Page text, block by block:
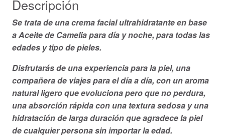
Descripción
Se trata de una crema facial ultrahidratante en base
a Aceite de Camelia para día y noche, para todas las
edades y tipo de pieles.
Disfrutarás de una experiencia para la piel, una
compañera de viajes para el día a día, con un aroma
natural ligero que evoluciona pero que no perdura,
una absorción rápida con una textura sedosa y una
hidratación de larga duración que agradece la piel
de cualquier persona sin importar la edad.